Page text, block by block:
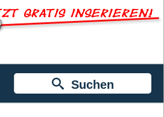
Suchen